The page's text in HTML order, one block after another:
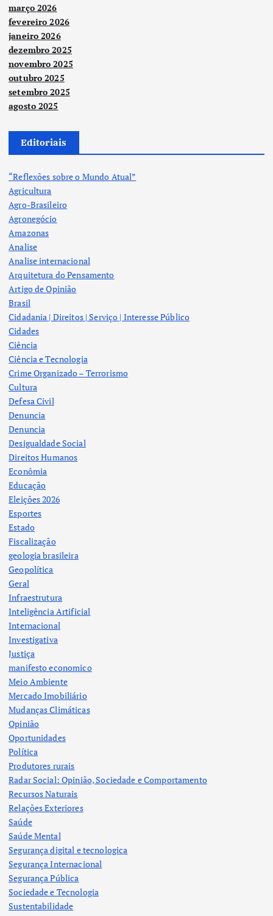
março 2026
fevereiro 2026
janeiro 2026
dezembro 2025
novembro 2025
outubro 2025
setembro 2025
agosto 2025
Editoriais
“Reflexões sobre o Mundo Atual”
Agricultura
Agro-Brasileiro
Agronegócio
Amazonas
Analise
Analise internacional
Arquitetura do Pensamento
Artigo de Opinião
Brasil
Cidadania | Direitos | Serviço | Interesse Público
Cidades
Ciência
Ciência e Tecnologia
Crime Organizado – Terrorismo
Cultura
Defesa Civil
Denuncia
Denuncia
Desigualdade Social
Direitos Humanos
Econômia
Educação
Eleições 2026
Esportes
Estado
Fiscalização
geologia brasileira
Geopolítica
Geral
Infraestrutura
Inteligência Artificial
Internacional
Investigativa
Justiça
manifesto economico
Meio Ambiente
Mercado Imobiliário
Mudanças Climáticas
Opinião
Oportunidades
Política
Produtores rurais
Radar Social: Opinião, Sociedade e Comportamento
Recursos Naturais
Relações Exteriores
Saúde
Saúde Mental
Segurança digital e tecnologica
Segurança Internacional
Segurança Pública
Sociedade e Tecnologia
Sustentabilidade